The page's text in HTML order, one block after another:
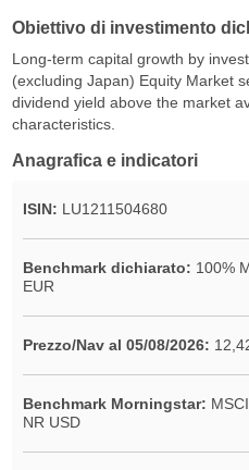
Obiettivo di investimento
Long-term capital growth by
(excluding Japan) Equity Market
dividend yield above the market
characteristics.
Anagrafica e indicatori
ISIN: LU1211504680
Benchmark dichiarato: 100%
EUR
Prezzo/Nav al 05/08/2026:
Benchmark Morningstar:
NR USD